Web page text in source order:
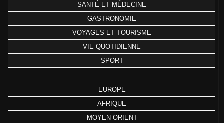
SANTÉ ET MÉDECINE
GASTRONOMIE
VOYAGES ET TOURISME
VIE QUOTIDIENNE
SPORT
EUROPE
AFRIQUE
MOYEN ORIENT